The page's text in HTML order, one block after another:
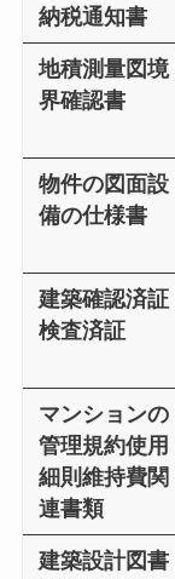
納税通知書
地積測量図境
界確認書
物件の図面設
備の仕様書
建築確認済証
検査済証
マンションの
管理規約使用
細則維持費関
連書類
建築設計図書